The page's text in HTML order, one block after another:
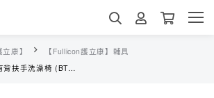
康】
【Fullicon護立康】輔具
扶手洗澡椅 (BT010)